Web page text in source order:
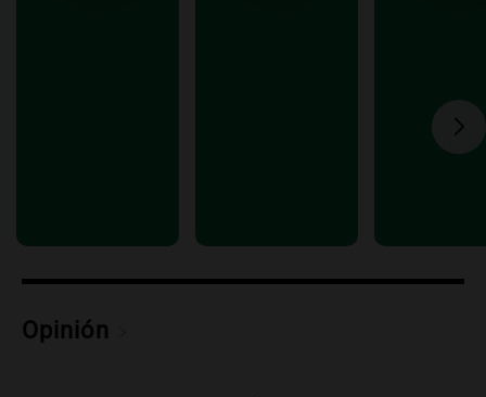
Audio.Monseñor Raúl Pizarro Travers es
Conferencia Episcopal Argentina.
Episodios
Opinión